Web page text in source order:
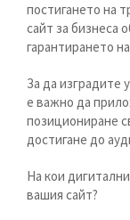
постигането на
сайт за бизнеса
гарантирането
За да изградите
е важно да
позициониране
достигане до
На кои
вашия сайт?